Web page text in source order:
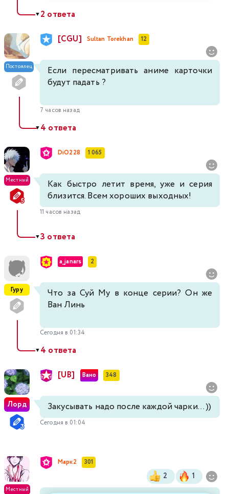
▼2 ответа
Постоялец
[CGU] Sultan Torekhan 12
Если пересматривать аниме карточки
будут падать ?
7 часов назад
▼4 ответа
Местный
DiO228 1 065
Как быстро летит время, уже и серия
близится. Всем хороших выходных!
11 часов назад
▼3 ответа
Гуру
a_janars 2
Что за Суй Му в конце серии? Он же
Ван Линь
Сегодня в 01:34
▼4 ответа
Лорд
[UB] Вано 348
Закусывать надо после каждой чарки... ))
Сегодня в 01:04
Местный
Марк2 301
2 1